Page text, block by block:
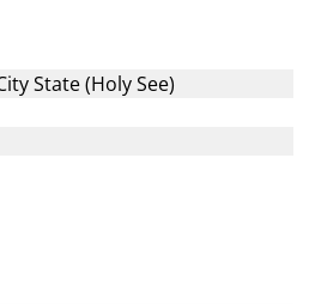
State (Holy See)